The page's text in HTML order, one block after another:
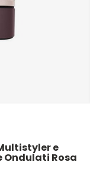
e
Ondulati Rosa